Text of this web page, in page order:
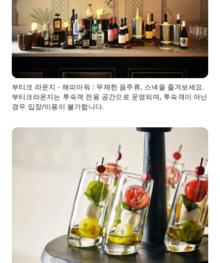
부티크 라운지 - 해피아워 : 무제한 음주류, 스낵을 즐겨보세요.
부티크라운지는 투숙객 전용 공간으로 운영되며, 투숙객이 아닌
경우 입장/이용이 불가합니다.